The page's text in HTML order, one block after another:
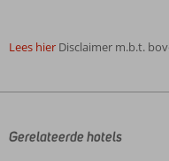
Lees hier Disclaimer m.b.t.
door
Gerelateerde hotels